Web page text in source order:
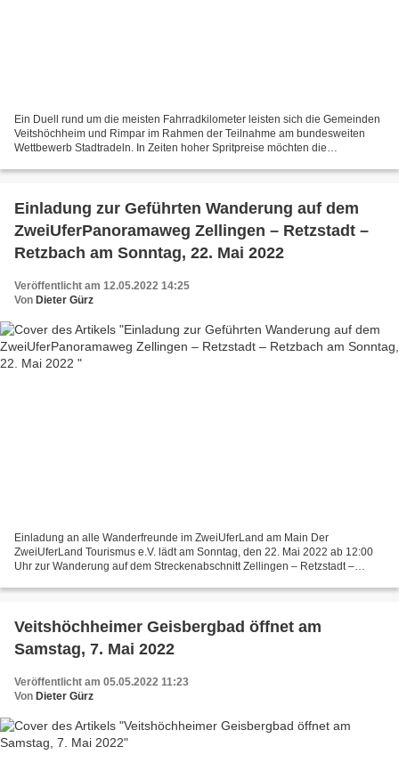
Ein Duell rund um die meisten Fahrradkilometer leisten sich die Gemeinden
Veitshöchheim und Rimpar im Rahmen der Teilnahme am bundesweiten
Wettbewerb Stadtradeln. In Zeiten hoher Spritpreise möchten die
Einladung zur Geführten Wanderung auf dem
ZweiUferPanoramaweg Zellingen – Retzstadt –
Retzbach am Sonntag, 22. Mai 2022
Veröffentlicht am 12.05.2022 14:25
Von Dieter Gürz
Einladung an alle Wanderfreunde im ZweiUferLand am Main Der
ZweiUferLand Tourismus e.V. lädt am Sonntag, den 22. Mai 2022 ab 12:00
Uhr zur Wanderung auf dem Streckenabschnitt Zellingen – Retzstadt –
Veitshöchheimer Geisbergbad öffnet am
Samstag, 7. Mai 2022
Veröffentlicht am 05.05.2022 11:23
Von Dieter Gürz